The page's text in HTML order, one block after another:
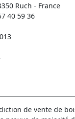
Ruch - France
40 59 36
de vente de